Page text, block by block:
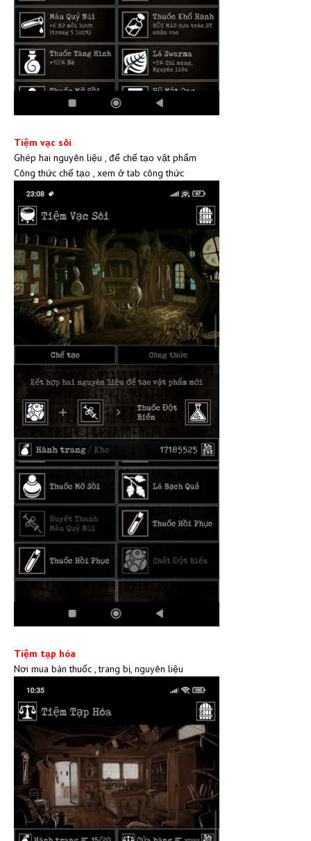
Tiệm vạc sôi
Ghép hai nguyên liệu , để chế tạo vật phẩm
Công thức chế tạo , xem ở tab công thức
Tiệm tạp hóa
Nơi mua bán thuốc , trang bị, nguyên liệu